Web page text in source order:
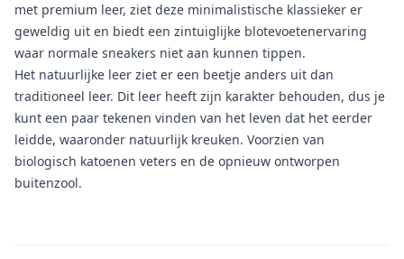
met premium leer, ziet deze minimalistische klassieker er
geweldig uit en biedt een zintuiglijke blotevoetenervaring
waar normale sneakers niet aan kunnen tippen.
Het natuurlijke leer ziet er een beetje anders uit dan
traditioneel leer. Dit leer heeft zijn karakter behouden, dus je
kunt een paar tekenen vinden van het leven dat het eerder
leidde, waaronder natuurlijk kreuken. Voorzien van
biologisch katoenen veters en de opnieuw ontworpen
buitenzool.